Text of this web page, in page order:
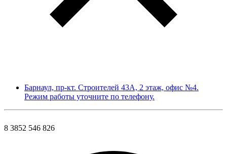
Барнаул, пр-кт. Строителей 43А, 2 этаж, офис №4.
Режим работы уточните по телефону.
8 3852 546 826